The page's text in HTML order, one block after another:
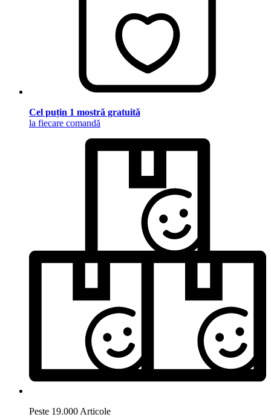
Cel puțin 1 mostră gratuită
la fiecare comandă
Peste 19.000 Articole